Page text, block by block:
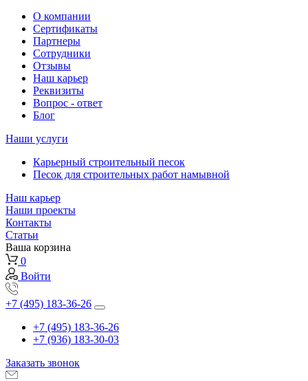
О компании
Сертификаты
Партнеры
Сотрудники
Отзывы
Наш карьер
Реквизиты
Вопрос - ответ
Блог
Наши услуги
Карьерный строительный песок
Песок для строительных работ намывной
Наш карьер
Наши проекты
Контакты
Статьи
Ваша корзина
0
Войти
+7 (495) 183-36-26
+7 (495) 183-36-26
+7 (936) 183-30-03
Заказать звонок